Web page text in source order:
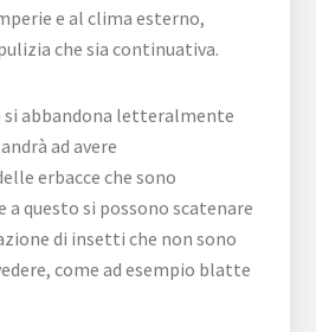
e al clima esterno,
che sia continuativa.
si abbandona letteralmente
ad avere
erbacce che sono
questo si possono scatenare
di insetti che non sono
come ad esempio blatte